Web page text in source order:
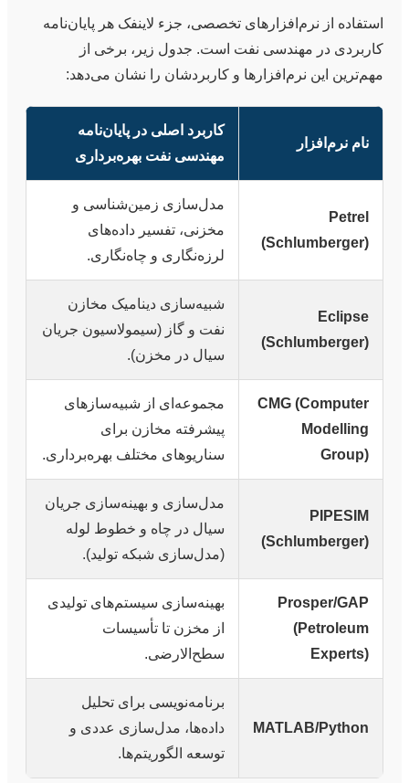
استفاده از نرم‌افزارهای تخصصی، جزء لاینفک هر پایان‌نامه
کاربردی در مهندسی نفت است. جدول زیر، برخی از
مهم‌ترین این نرم‌افزارها و کاربردشان را نشان می‌دهد:
نام نرم‌افزار
کاربرد اصلی در پایان‌نامه
مهندسی نفت بهره‌برداری
Petrel
(Schlumberger)
مدل‌سازی زمین‌شناسی و
مخزنی، تفسیر داده‌های
لرزه‌نگاری و چاه‌نگاری.
Eclipse
(Schlumberger)
شبیه‌سازی دینامیک مخازن
نفت و گاز (سیمولاسیون جریان
سیال در مخزن).
CMG (Computer
Modelling
Group)
مجموعه‌ای از شبیه‌سازهای
پیشرفته مخازن برای
سناریوهای مختلف بهره‌برداری.
PIPESIM
(Schlumberger)
مدل‌سازی و بهینه‌سازی جریان
سیال در چاه و خطوط لوله
(مدل‌سازی شبکه تولید).
Prosper/GAP
(Petroleum
Experts)
بهینه‌سازی سیستم‌های تولیدی
از مخزن تا تأسیسات
سطح‌الارضی.
MATLAB/Python
برنامه‌نویسی برای تحلیل
داده‌ها، مدل‌سازی عددی و
توسعه الگوریتم‌ها.